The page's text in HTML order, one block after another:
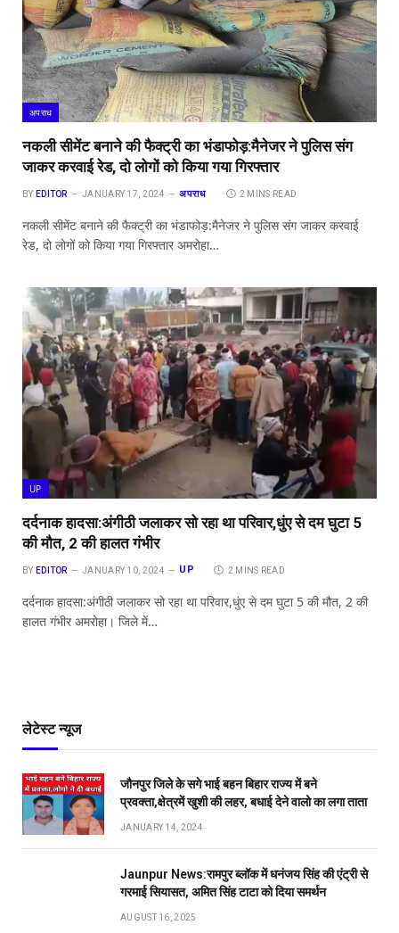
अपराध
नकली सीमेंट बनाने की फैक्ट्री का भंडाफोड़:मैनेजर ने पुलिस संग
जाकर करवाई रेड, दो लोगों को किया गया गिरफ्तार
BY EDITOR JANUARY 17, 2024 अपराध 2 MINS READ
नकली सीमेंट बनाने की फैक्ट्री का भंडाफोड़:मैनेजर ने पुलिस संग जाकर करवाई
रेड, दो लोगों को किया गया गिरफ्तार अमरोहा…
UP
दर्दनाक हादसा:अंगीठी जलाकर सो रहा था परिवार,धुंए से दम घुटा 5
की मौत, 2 की हालत गंभीर
BY EDITOR JANUARY 10, 2024 UP 2 MINS READ
दर्दनाक हादसा:अंगीठी जलाकर सो रहा था परिवार,धुंए से दम घुटा 5 की मौत, 2 की
हालत गंभीर अमरोहा। जिले में…
लेटेस्ट न्यूज
जौनपुर जिले के सगे भाई बहन बिहार राज्य में बने
प्रवक्ता,क्षेत्रमें खुशी की लहर, बधाई देने वालो का लगा ताता
JANUARY 14, 2024
Jaunpur News:रामपुर ब्लॉक में धनंजय सिंह की एंट्री से
गरमाई सियासत, अमित सिंह टाटा को दिया समर्थन
AUGUST 16, 2025